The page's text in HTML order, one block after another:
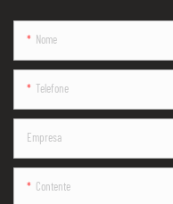
Nome
Telefone
Empresa
Contente